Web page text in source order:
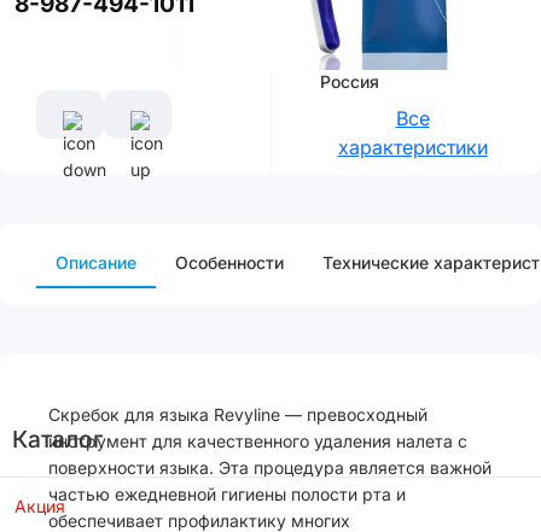
Каталог
Акция
Характеристики
Производитель
Россия
Все
характеристики
Описание Особенности Технические
Скребок для языка Revyline — превосходный
инструмент для качественного удаления налета с
поверхности языка. Эта процедура является важной
частью ежедневной гигиены полости рта и
обеспечивает профилактику многих